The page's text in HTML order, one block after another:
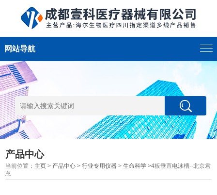
网站导航
产品中心
当前位置： 主页 > 产品中心 >行业专用仪器 >生命科学 >4板垂直电泳槽--北京君
意